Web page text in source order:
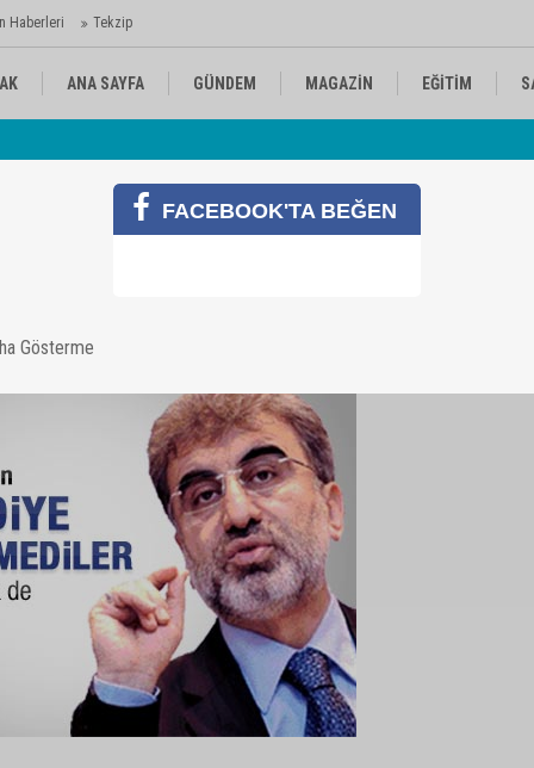
Haberleri Tekzip
ANA SAYFA GÜNDEM MAGAZİN EĞİTİM
Ajansı'nda
FACEBOOK'TA BEĞEN
Gösterme